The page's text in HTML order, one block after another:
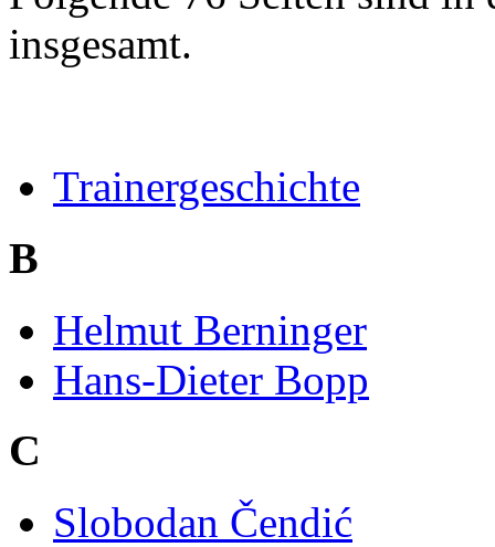
insgesamt.
Trainergeschichte
B
Helmut Berninger
Hans-Dieter Bopp
C
Slobodan Čendić